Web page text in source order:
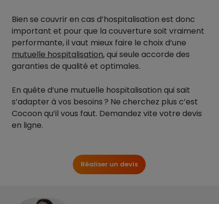
Bien se couvrir en cas d’hospitalisation est donc
important et pour que la couverture soit vraiment
performante, il vaut mieux faire le choix d’une
mutuelle hospitalisation, qui seule accorde des
garanties de qualité et optimales.
En quête d’une mutuelle hospitalisation qui sait
s’adapter à vos besoins ? Ne cherchez plus c’est
Cocoon qu’il vous faut. Demandez vite votre devis
en ligne.
Réaliser un devis